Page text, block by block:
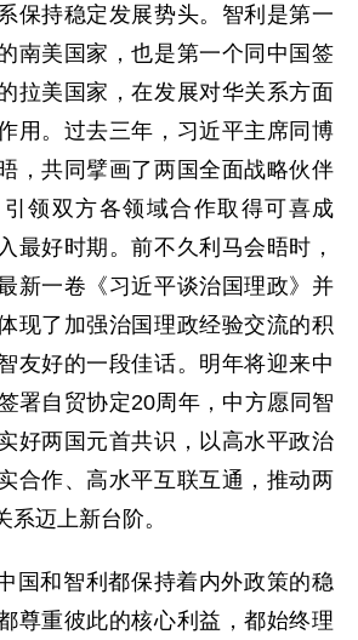
保持稳定发展势头。智利是第一
南美国家，也是第一个同中国签
拉美国家，在发展对华关系方面
用。过去三年，习近平主席同博
，共同擘画了两国全面战略伙伴
领双方各领域合作取得可喜成
最好时期。前不久利马会晤时，
新一卷《习近平谈治国理政》并
现了加强治国理政经验交流的积
友好的一段佳话。明年将迎来中
署自贸协定20周年，中方愿同智
好两国元首共识，以高水平政治
合作、高水平互联互通，推动两
系迈上新台阶。
国和智利都保持着内外政策的稳
尊重彼此的核心利益，都始终理